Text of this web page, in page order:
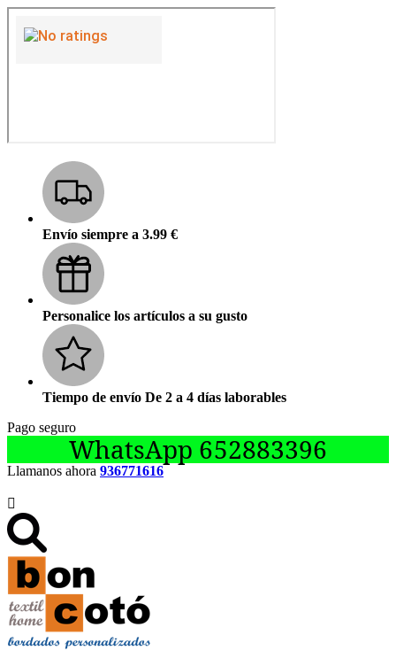
Envío siempre a 3.99 €
Personalice los artículos a su gusto
Tiempo de envío De 2 a 4 días laborables
Pago seguro
WhatsApp 652883396
Llamanos ahora 936771616
